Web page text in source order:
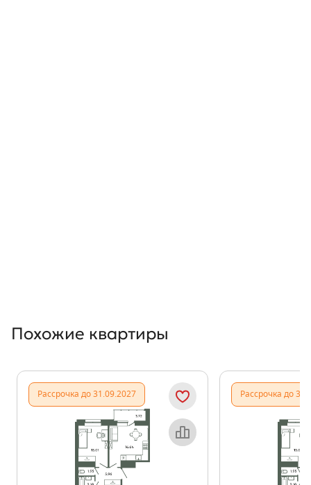
Похожие квартиры
Рассрочка до 31.09.2027
Объект месяца
Рассрочка до